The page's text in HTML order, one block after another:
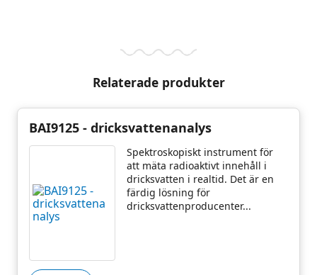
Relaterade produkter
BAI9125 - dricksvattenanalys
Spektroskopiskt instrument för
att mäta radioaktivt innehåll i
dricksvatten i realtid. Det är en
färdig lösning för
dricksvattenproducenter...